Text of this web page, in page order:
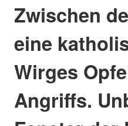
Zwischen
eine
Wirges
Angriffs.